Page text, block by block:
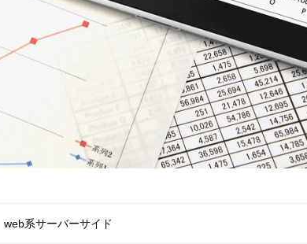
web系サーバーサイド